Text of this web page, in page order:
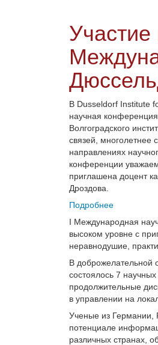
В Dusseldorf Institute
научная
Волгоградского
связей, многолетнее
направлениях
конференции
приглашена доцент
Дроздова.
Подробнее
I Международная
высоком уровне с
неравнодушие,
В доброжелательной
состоялось 7
продолжительные
в управлении на
Ученые из Германии,
потенциале
различных странах,